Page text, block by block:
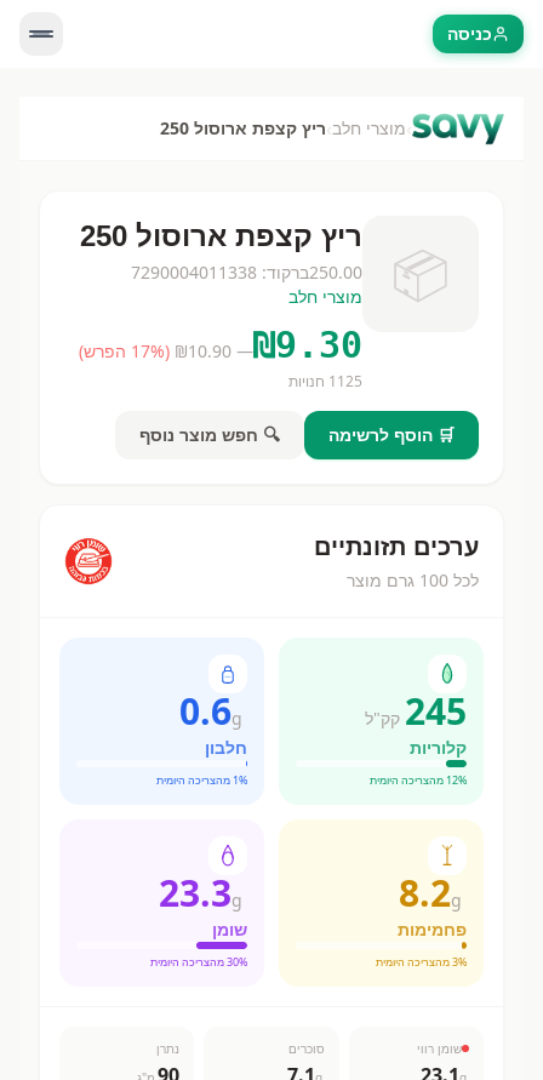
כניסה
›מוצרי חלב›ריץ קצפת ארוסול 250
📦
ריץ קצפת ארוסול 250
250.00ברקוד: 7290004011338
מוצרי חלב
₪9.30
— ₪
10.90
(
17% הפרש)
1125 חנויות
🛒 הוסף לרשימה 🔍 חפש מוצר נוסף
ערכים תזונתיים
לכל 100 גרם מוצר
245 קק"ל
קלוריות
12% מהצריכה היומית
0.6g
חלבון
1% מהצריכה היומית
8.2g
פחמימות
3% מהצריכה היומית
23.3g
שומן
30% מהצריכה היומית
שומן רווי סוכרים נתרן